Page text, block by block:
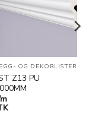
ønskeliste
OG DEKORLISTER
Z13 PU